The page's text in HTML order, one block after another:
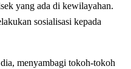
yang ada di kewilayahan.
sosialisasi kepada
menyambagi tokoh-tokoh